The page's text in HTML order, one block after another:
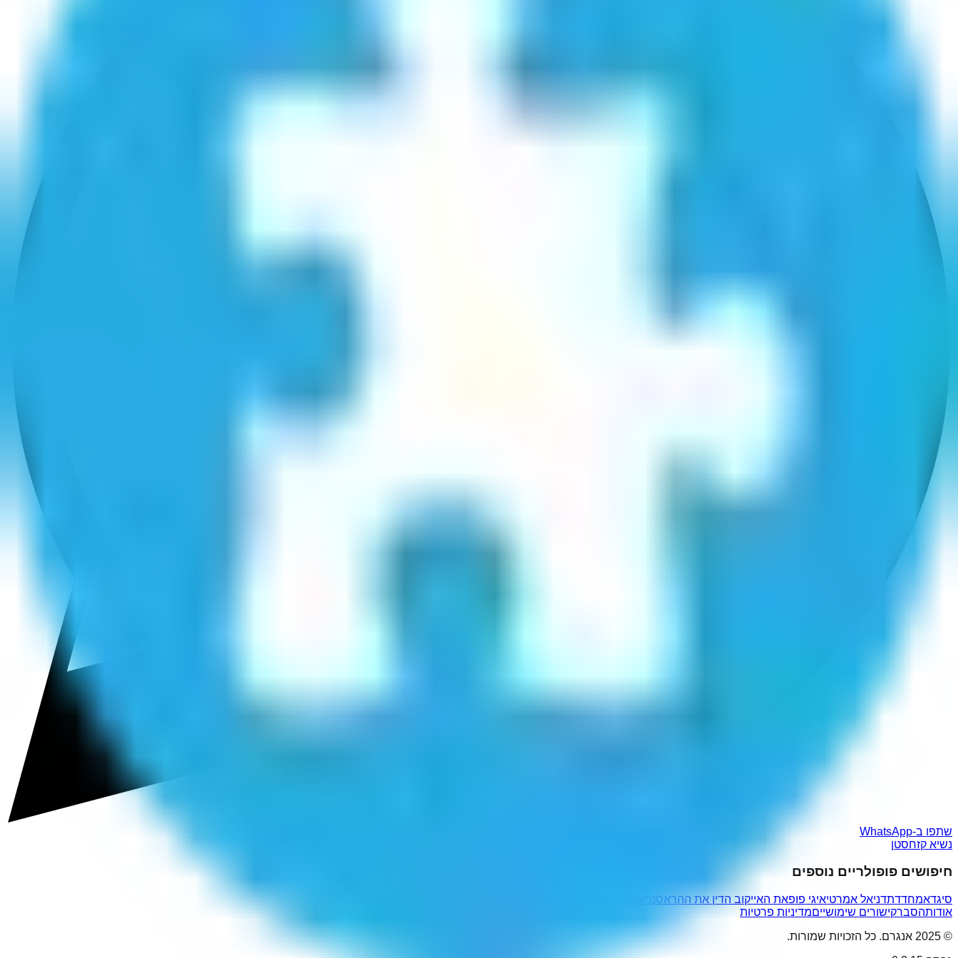
שתפו ב-WhatsApp
נשיא קזחסטן
חיפושים פופולריים נוספים
סיגדאמחדדתדניאל אמרטיאיגי פופאת האייקוב הדין את ההראסנף
אודותהסברקישורים שימושייםמדיניות פרטיות
© 2025 אנגרם. כל הזכויות שמורות.